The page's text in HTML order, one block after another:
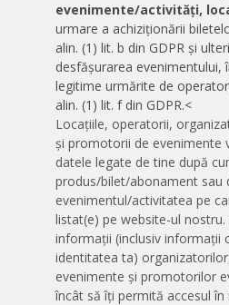
evenimente/activități,
urmare a achiziționării
alin. (1) lit. b din GDPR și
desfășurarea evenimentului,
legitime urmărite de
alin. (1) lit. f din GDPR.<
Locațiile, operatorii,
și promotorii de evenimente
datele legate de tine după
produs/bilet/abonament sau
evenimentul/activitatea pe
listat(e) pe website-ul
informații (inclusiv informații
identitatea ta)
evenimente și promotorilor
încât să îți permită accesul